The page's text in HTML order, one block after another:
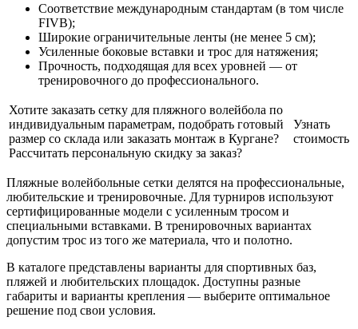
Соответствие международным стандартам (в том числе
FIVB);
Широкие ограничительные ленты (не менее 5 см);
Усиленные боковые вставки и трос для натяжения;
Прочность, подходящая для всех уровней — от
тренировочного до профессионального.
Хотите заказать сетку для пляжного волейбола по
индивидуальным параметрам, подобрать готовый
размер со склада или заказать монтаж в Кургане?
Рассчитать персональную скидку за заказ?
Узнать
стоимость
Пляжные волейбольные сетки делятся на профессиональные,
любительские и тренировочные. Для турниров используют
сертифицированные модели с усиленным тросом и
специальными вставками. В тренировочных вариантах
допустим трос из того же материала, что и полотно.
В каталоге представлены варианты для спортивных баз,
пляжей и любительских площадок. Доступны разные
габариты и варианты крепления — выберите оптимальное
решение под свои условия.